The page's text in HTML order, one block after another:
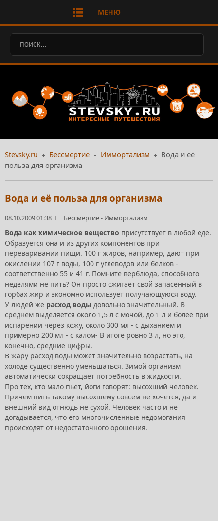
МЕНЮ
Stevsky.ru Бессмертие Иммортализм
Вода и её
польза для организма
Вода и её польза для организма
08.10.2009 01:38 Бессмертие- Иммортализм
Вода как химическое вещество присутствует в любой еде.
Образуется она и из других компонентов при
переваривании пищи. 100 г жиров, например, дают при
окислении 107 г воды, 100 г углеводов или белков -
соответственно 55 и 41 г. Помните верблюда, способного
неделями не пить? Он просто сжигает свой запасенный в
горбах жир и экономно использует получающуюся воду.
У людей же расход воды довольно значительный. В
среднем выделяется около 1,5 л с мочой, до 1 л и более при
испарении через кожу, около 300 мл - с дыханием и
примерно 200 мл - с калом- В итоге ровно 3 л, но это,
конечно, средние цифры.
В жару расход воды может значительно возрастать, на
холоде существенно уменьшаться. Зимой организм
автоматически сокращает потребность в жидкости.
Про тех, кто мало пьет, йоги говорят: высохший человек.
Причем пить такому высохшему совсем не хочется, да и
внешний вид отнюдь не сухой. Человек часто и не
догадывается, что его многочисленные недомогания
происходят от недостаточного орошения.